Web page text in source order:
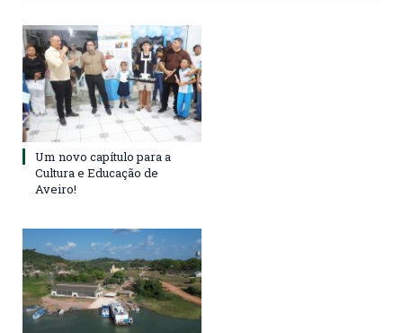
Um novo capítulo para a
Cultura e Educação de
Aveiro!